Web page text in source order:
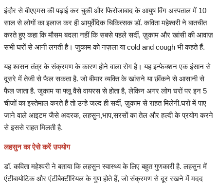
इंदौर से बीएएमस की पढ़ाई कर चुकी और फिरोजाबाद के आयुष विंग अस्पताल में 10
साल से लोगों का इलाज कर ही आयुर्वेदिक चिकित्सक डॉ. कविता महेश्वरी ने बातचीत
करते हुए कहा कि मौसम बदला नहीं कि सबसे पहले सर्दी, ज़ुकाम और खांसी की आवाज़
सभी घरों से आनी लगती है। जुकाम को नज़ला या cold and cough भी कहते हैं.
यह श्वसन तंत्र के संक्रमण के कारण होने वाला रोग है। यह इन्फेक्शन एक इंसान से
दूसरे में तेजी से फैल सकता है. जो बीमार व्यक्ति के खांसने या छींकने से आसानी से
फैल जाता है. जुकाम या फ्लू वैसे वायरस से होता है, लेकिन अगर लोग घरों पर इन 5
चीजों का इस्तेमाल करते हैं तो उन्हे जल्द ही सर्दी, ज़ुकाम से राहत मिलेगी.घरों में पाए
जाने वाले आइटम जैसे अदरक, लहसुन,भाप,सरसों का तेल और हल्दी के प्रयोग करने
से इससे राहत मिलती है.
लहसुन का ऐसे करें उपयोग
डॉ. कविता महेश्वरी ने बताया कि लहसुन स्वास्थ्य के लिए बहुत गुणकारी है. लहसुन में
एंटीबायोटिक और एंटीबैक्टीरियल के गुण होते हैं, जो संक्रमण से दूर रखने में मदद